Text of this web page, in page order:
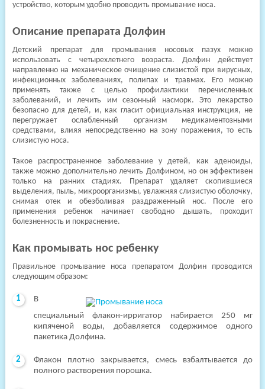
устройство, которым удобно проводить промывание носа.
Описание препарата Долфин
Детский препарат для промывания носовых пазух можно
использовать с четырехлетнего возраста. Долфин действует
направленно на механическое очищение слизистой при вирусных,
инфекционных заболеваниях, полипах и травмах. Его можно
применять также с целью профилактики перечисленных
заболеваний, и лечить им сезонный насморк. Это лекарство
безопасно для детей, и, как гласит официальная инструкция, не
перегружает ослабленный организм медикаментозными
средствами, влияя непосредственно на зону поражения, то есть
слизистую носа.
Такое распространенное заболевание у детей, как аденоиды,
также можно дополнительно лечить Долфином, но он эффективен
только на ранних стадиях. Препарат удаляет скопившиеся
выделения, пыль, микроорганизмы, увлажняя слизистую оболочку,
снимая отек и обезболивая раздраженный нос. После его
применения ребенок начинает свободно дышать, проходит
болезненность и покраснение.
Как промывать нос ребенку
Правильное промывание носа препаратом Долфин проводится
следующим образом:
В
специальный флакон-ирригатор набирается 250 мг
кипяченой воды, добавляется содержимое одного
пакетика Долфина.
Флакон плотно закрывается, смесь взбалтывается до
полного растворения порошка.